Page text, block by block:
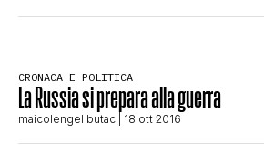
SALUTE E MEDICINA
STORIA E CITAZIONI
CRONACA E POLITICA
La Russia si prepara alla guerra
maicolengel butac | 18 ott 2016